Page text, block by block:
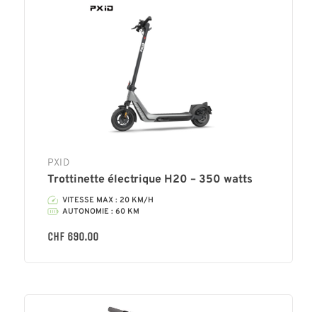
PXID
Trottinette électrique H20 – 350 watts
VITESSE MAX : 20 KM/H
AUTONOMIE : 60 KM
CHF 690.00